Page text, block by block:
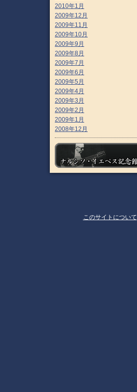
2010年1月
2009年12月
2009年11月
2009年10月
2009年9月
2009年8月
2009年7月
2009年6月
2009年5月
2009年4月
2009年3月
2009年2月
2009年1月
2008年12月
このサイトについて